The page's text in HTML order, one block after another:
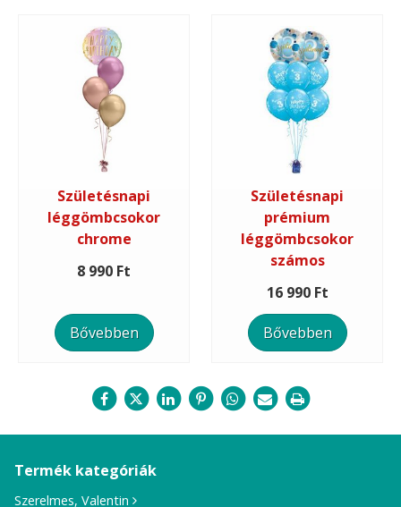
Születésnapi
léggömbcsokor
chrome
8 990 Ft
Bővebben
Születésnapi
prémium
léggömbcsokor
számos
16 990 Ft
Bővebben
Termék kategóriák
Szerelmes, Valentin